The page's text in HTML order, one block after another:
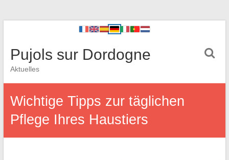
Pujols sur Dordogne
Aktuelles
Wichtige Tipps zur täglichen
Pflege Ihres Haustiers